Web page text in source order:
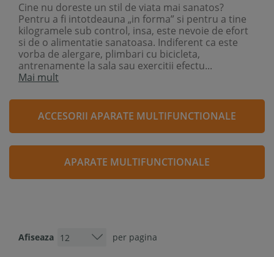
Cine nu doreste un stil de viata mai sanatos?
Pentru a fi intotdeauna „in forma” si pentru a tine
kilogramele sub control, insa, este nevoie de efort
si de o alimentatie sanatoasa. Indiferent ca este
vorba de alergare, plimbari cu bicicleta,
antrenamente la sala sau exercitii efectu...
Mai mult
ACCESORII APARATE MULTIFUNCTIONALE
APARATE MULTIFUNCTIONALE
Afiseaza per pagina